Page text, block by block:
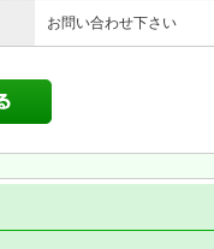
お問い合わせ下さい